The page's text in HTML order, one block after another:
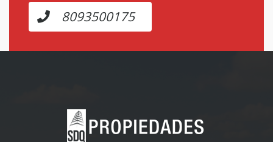
8093500175